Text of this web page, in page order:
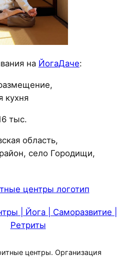
на ЙогаДаче:
кухня
тыс.
область,
село Городищи,
| Йога | Саморазвитие |
Ретриты
центры. Организация